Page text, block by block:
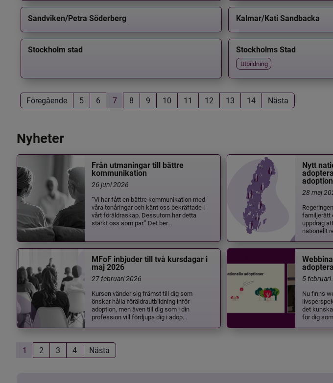
Sandviken/Petra Söderberg Kalmar/Kati Sandbacka
Stockholm stad Stockholms Stad
Utbildning
Föregående 5 6 7 8 9 10 11 12 13 14 Nästa
Nyheter
Från utmaningar till bättre
kommunikation
26 juni 2026
”Vi har fått en bättre kommunikation med
våra tonåringar och känt oss bekräftade i
vårt föräldraskap. Dessutom har detta
stärkt oss som par.” Det ber...
Nytt
28 maj
familjerätt
uppdrag
nationellt
MFoF inbjuder till två kursdagar i
maj 2026
27 februari 2026
Kursen vänder sig främst till dig som
önskar hålla föräldrautbildning inför
adoption, men även till dig som i din
profession vill fördjupa dig i adop...
5 februari
Nu finns
det
för dig
1 2 3 4 Nästa